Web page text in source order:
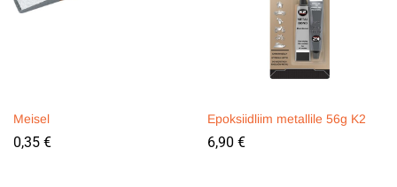
Meisel
0,35 €
Epoksiidliim metallile 56g K2
6,90 €